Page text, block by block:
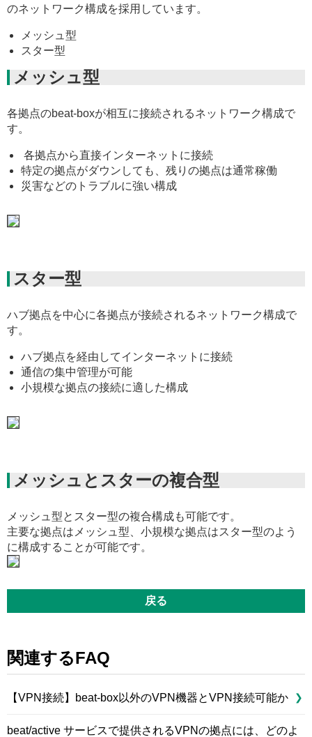
のネットワーク構成を採用しています。
メッシュ型
スター型
メッシュ型
各拠点のbeat-boxが相互に接続されるネットワーク構成で
す。
各拠点から直接インターネットに接続
特定の拠点がダウンしても、残りの拠点は通常稼働
災害などのトラブルに強い構成
スター型
ハブ拠点を中心に各拠点が接続されるネットワーク構成で
す。
ハブ拠点を経由してインターネットに接続
通信の集中管理が可能
小規模な拠点の接続に適した構成
メッシュとスターの複合型
メッシュ型とスター型の複合構成も可能です。
主要な拠点はメッシュ型、小規模な拠点はスター型のよう
に構成することが可能です。
戻る
関連するFAQ
【VPN接続】beat-box以外のVPN機器とVPN接続可能か
beat/active サービスで提供されるVPNの拠点には、どのよ